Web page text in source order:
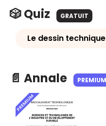
🎲 Quiz GRATUIT
Le dessin technique
📄 Annale PREMIUM
PREMIUM